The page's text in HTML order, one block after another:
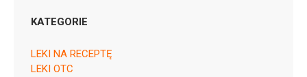
KATEGORIE
LEKI NA RECEPTĘ
LEKI OTC